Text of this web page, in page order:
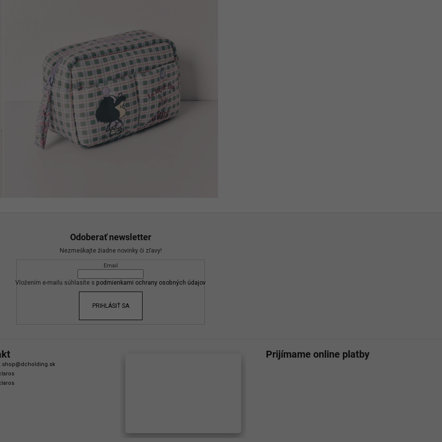
Odoberať newsletter
Nezmeškajte žiadne novinky či zľavy!
Email
Vložením e-mailu súhlasíte s podmienkami ochrany osobných údajov
PRIHLÁSIŤ SA
@dcholding.sk
Prijímame online platby